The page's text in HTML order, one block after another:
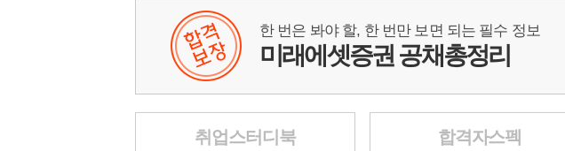
한 번은 봐야 할, 한 번만 보면 되는 필수 정보
미래에셋증권 공채총정리
취업스터디북
합격자스펙